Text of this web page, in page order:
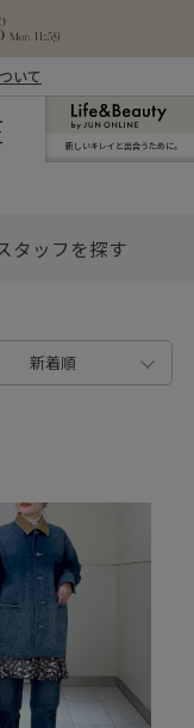
いて
新しいキレイと出合うために。
タッフを探す
新着順